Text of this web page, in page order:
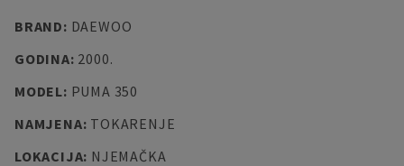
BRAND: DAEWOO
GODINA: 2000.
MODEL: PUMA 350
NAMJENA: TOKARENJE
LOKACIJA: NJEMAČKA